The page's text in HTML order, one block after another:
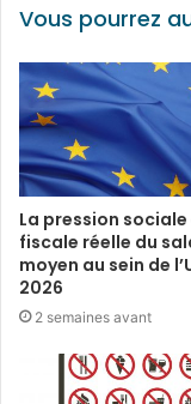
Vous pourrez
La pression
fiscale réelle du
moyen au sein de
2026
2 semaines avant